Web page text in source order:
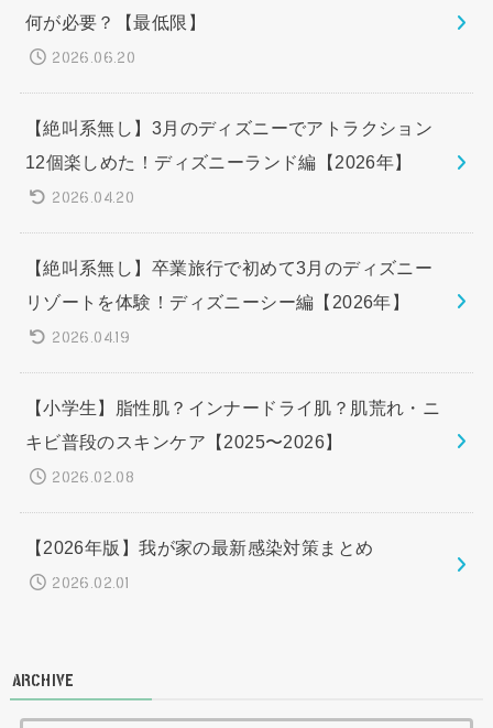
何が必要？【最低限】
2026.06.20
【絶叫系無し】3月のディズニーでアトラクション
12個楽しめた！ディズニーランド編【2026年】
2026.04.20
【絶叫系無し】卒業旅行で初めて3月のディズニー
リゾートを体験！ディズニーシー編【2026年】
2026.04.19
【小学生】脂性肌？インナードライ肌？肌荒れ・ニ
キビ普段のスキンケア【2025〜2026】
2026.02.08
【2026年版】我が家の最新感染対策まとめ
2026.02.01
ARCHIVE